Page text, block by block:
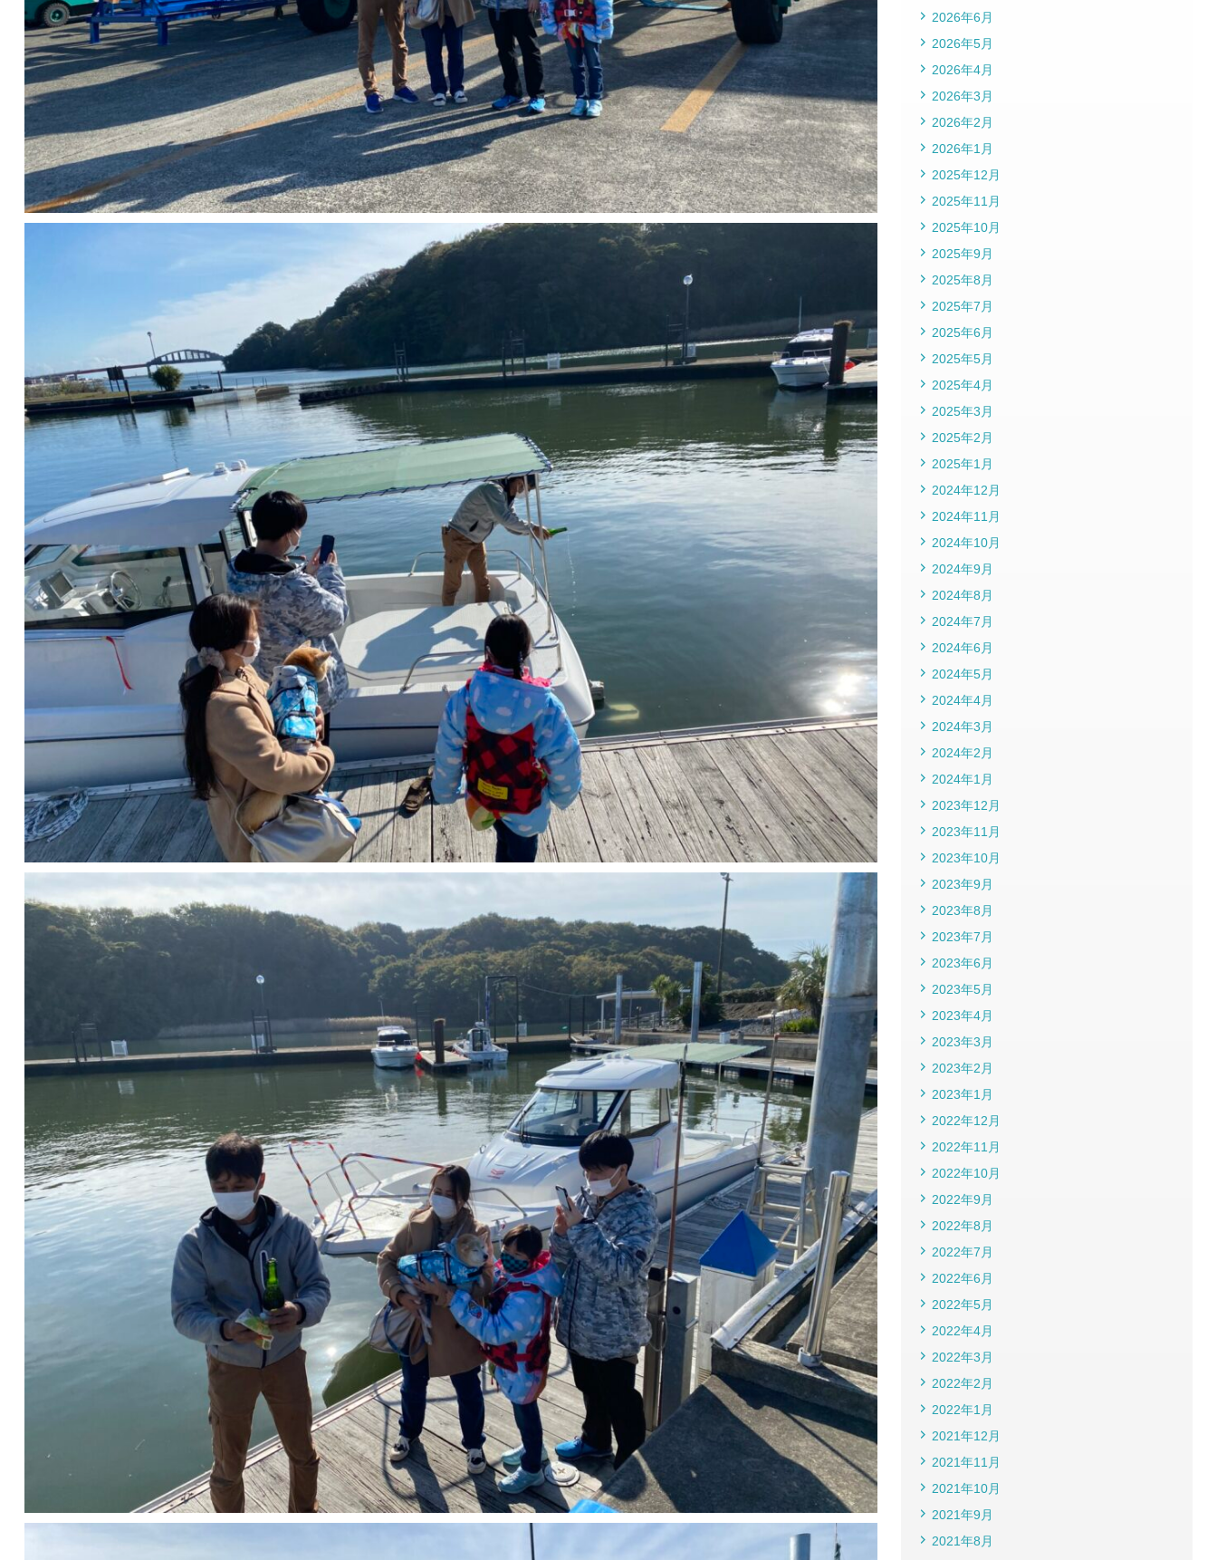
2026年6月
2026年5月
2026年4月
2026年3月
2026年2月
2026年1月
2025年12月
2025年11月
2025年10月
2025年9月
2025年8月
2025年7月
2025年6月
2025年5月
2025年4月
2025年3月
2025年2月
2025年1月
2024年12月
2024年11月
2024年10月
2024年9月
2024年8月
2024年7月
2024年6月
2024年5月
2024年4月
2024年3月
2024年2月
2024年1月
2023年12月
2023年11月
2023年10月
2023年9月
2023年8月
2023年7月
2023年6月
2023年5月
2023年4月
2023年3月
2023年2月
2023年1月
2022年12月
2022年11月
2022年10月
2022年9月
2022年8月
2022年7月
2022年6月
2022年5月
2022年4月
2022年3月
2022年2月
2022年1月
2021年12月
2021年11月
2021年10月
2021年9月
2021年8月